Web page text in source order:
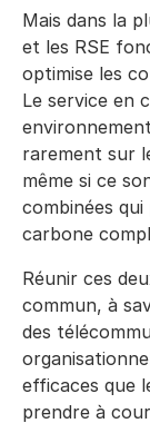
Mais dans la
et les RSE
optimise les
Le service en
rarement sur
même si ce
combinées
carbone
Réunir ces
commun, à
des
efficaces que
prendre à